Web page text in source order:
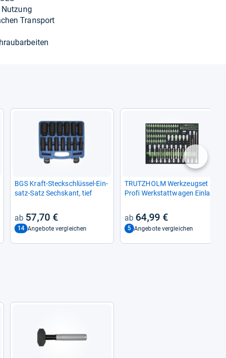
Trans­port
BGS Kraft-​Steck­schlüs­sel-​Ein­
satz-​Satz Sechs­kant, tief
57,70 €
14 Angebote vergleichen
TRUT­Z­HOLM Werk­zeug­set
Profi Werk­statt­wa­gen Ein­lage
64,99 €
5 Angebote vergleichen
nächste